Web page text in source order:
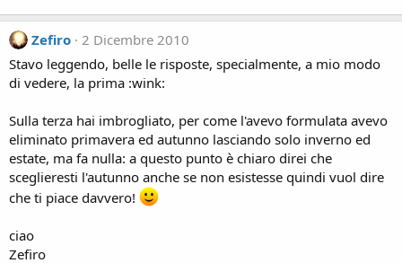
Zefiro 2 Dicembre 2010
Stavo leggendo, belle le risposte, specialmente, a mio modo
di vedere, la prima :wink:
Sulla terza hai imbrogliato, per come l'avevo formulata avevo
eliminato primavera ed autunno lasciando solo inverno ed
estate, ma fa nulla: a questo punto è chiaro direi che
sceglieresti l'autunno anche se non esistesse quindi vuol dire
che ti piace davvero!
ciao
Zefiro